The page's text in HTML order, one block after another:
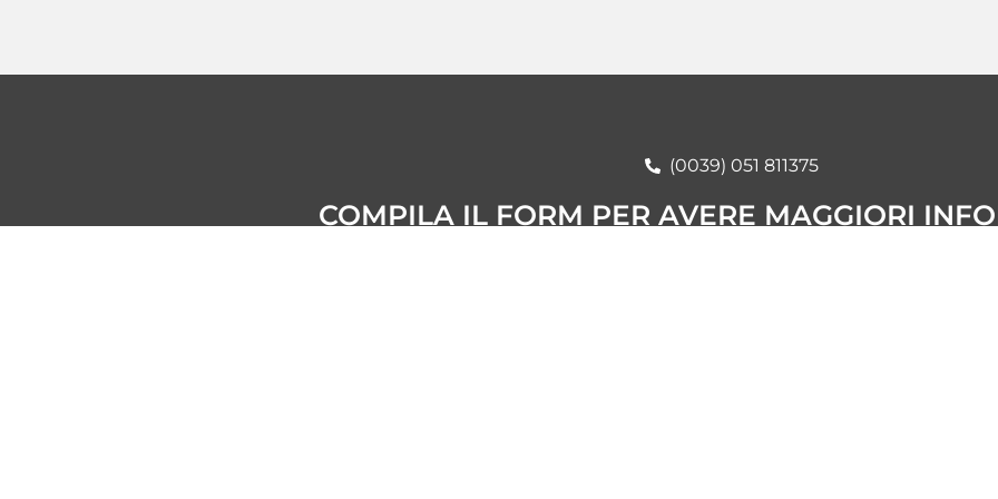
(0039) 051 811375
COMPILA IL FORM PER AVERE MAGGIORI